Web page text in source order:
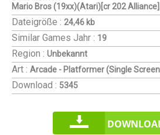
Mario Bros (19xx)(Atari)[cr 202
Dateigröße : 24,46 kb
Similar Games Jahr : 19
Region : Unbekannt
Art : Arcade - Platformer (Single
Download : 5345